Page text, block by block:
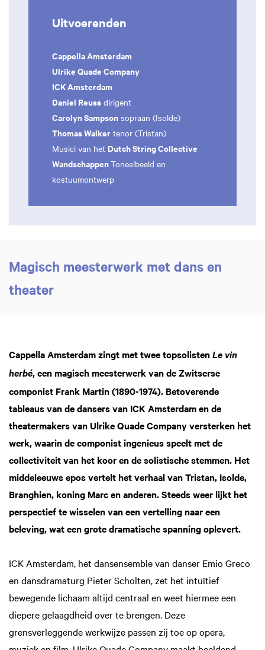
Uitvoerenden
Cappella Amsterdam
Ulrike Quade Company
ICK Amsterdam
Daniel Reuss dirigent
Carolyn Sampson sopraan (Isolde)
Thomas Walker tenor (Tristan)
Musici van het Dutch String Collective
WandschappenToneelbeeld en
kostuumontwerp
Magisch meesterwerk met dans en
theater
Cappella Amsterdam zingt met twee topsolisten Le vin
herbé, een magisch meesterwerk van de Zwitserse
componist Frank Martin (1890-1974). Betoverende
tableaus van de dansers van ICK Amsterdam en de
theatermakers van Ulrike Quade Company versterken het
werk, waarin de componist ingenieus speelt met de
collectiviteit van het koor en de solistische stemmen. Het
middeleeuws epos vertelt het verhaal van Tristan, Isolde,
Branghien, koning Marc en anderen. Steeds weer lijkt het
perspectief te wisselen van een vertelling naar een
beleving, wat een grote dramatische spanning oplevert.
ICK Amsterdam, het dansensemble van danser Emio Greco
en dansdramaturg Pieter Scholten, zet het intuïtief
bewegende lichaam altijd centraal en weet hiermee een
diepere gelaagdheid over te brengen. Deze
grensverleggende werkwijze passen zij toe op opera,
Inzoomen